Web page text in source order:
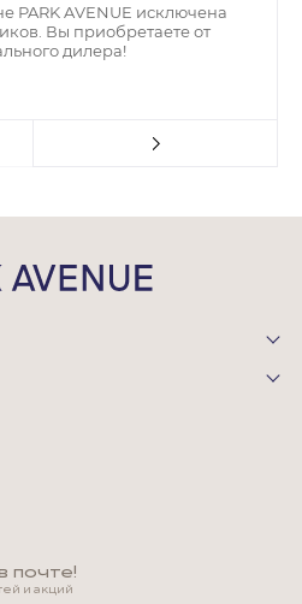
PARK AVENUE исключена
Вы приобретаете от
дилера!
почте!
и акций